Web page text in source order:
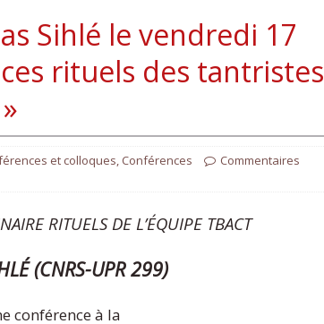
Sihlé le vendredi 17
rituels des tantristes
et colloques, Conférences
Commentaires
RITUELS DE L’ÉQUIPE TBACT
(CNRS-UPR 299)
conférence à la